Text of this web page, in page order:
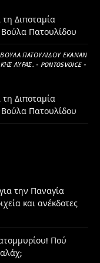
Διποταμία
Πατουλίδου
ΠΑΤΟΥΛΊΔΟΥ ΈΚΑΝΑΝ
ΛΎΡΑΣ. - PONTOSVOICE -
Διποταμία
Πατουλίδου
την Παναγία
και ανέκδοτες
Πού